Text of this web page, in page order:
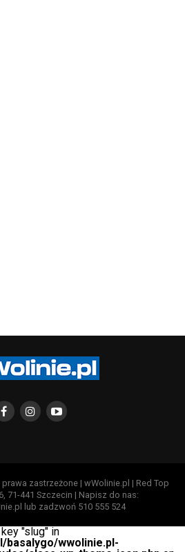
zastrzeżone | wWolinie.pl | Red Top
71-441 Szczecin | Napisz do nas:
lub zadzwoń 510 555 524
"slug" in
basalygo/wwolinie.pl-